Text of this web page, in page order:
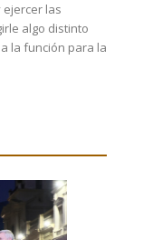
las
algo distinto
la función para la